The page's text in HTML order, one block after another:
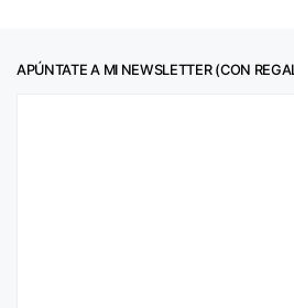
APÚNTATE A MI NEWSLETTER (CON